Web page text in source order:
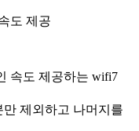
도 제공
제외하고 나머지를